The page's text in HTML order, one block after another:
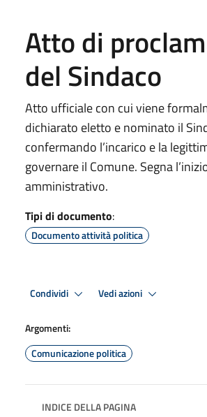
Atto di
del Sindaco
Atto ufficiale con cui viene
dichiarato eletto e nominato il
confermando l’incarico e la
governare il Comune. Segna
amministrativo.
Tipi di documento:
Documento attività politica
Condividi Vedi azioni
Argomenti:
Comunicazione politica
INDICE DELLA PAGINA